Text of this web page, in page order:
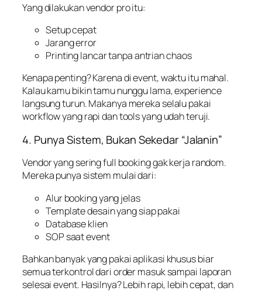
Yang dilakukan vendor pro itu:
Setup cepat
Jarang error
Printing lancar tanpa antrian chaos
Kenapa penting? Karena di event, waktu itu mahal.
Kalau kamu bikin tamu nunggu lama, experience
langsung turun. Makanya mereka selalu pakai
workflow yang rapi dan tools yang udah teruji.
4. Punya Sistem, Bukan Sekedar “Jalanin”
Vendor yang sering full booking gak kerja random.
Mereka punya sistem mulai dari:
Alur booking yang jelas
Template desain yang siap pakai
Database klien
SOP saat event
Bahkan banyak yang pakai aplikasi khusus biar
semua terkontrol dari order masuk sampai laporan
selesai event. Hasilnya? Lebih rapi, lebih cepat, dan